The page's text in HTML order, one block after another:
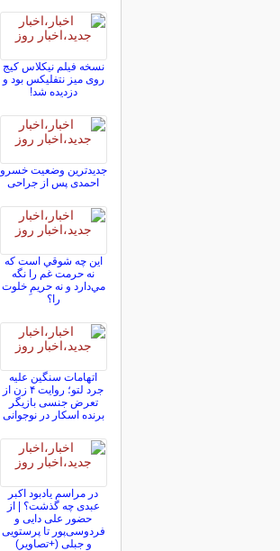
نسخه فیلم نیکلاس کیج
روی میز نتفلیکس بود و
دزدیده شد!
جدیدترین وضعیت خسرو
احمدی پس از جراحی
اين چه شوقي است كه
نه حرمت غم را نگه
مي‌دارد و نه حريمِ خلوت
را؟
اتهامات سنگین علیه
جرد لتو؛ روایت ۴ زن از
تعرض جنسی بازیگر
برنده اسکار در نوجوانی
در مراسم یادبود اکبر
عبدی چه گذشت؟ | از
حضور علی دایی و
فردوسی‌پور تا پرستویی
و جبلی (+تصاویر)